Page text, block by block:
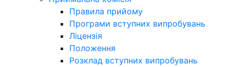
Правила прийому
Програми вступних випробувань
Ліцензія
Положення
Розклад вступних випробувань